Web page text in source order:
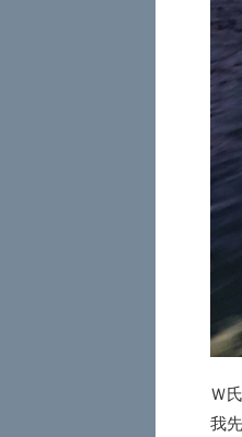
Ｗ
我